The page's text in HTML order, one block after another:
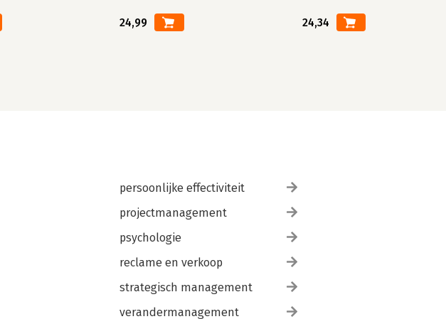
24,99 24,34
persoonlijke effectiviteit
projectmanagement
psychologie
reclame en verkoop
strategisch management
verandermanagement